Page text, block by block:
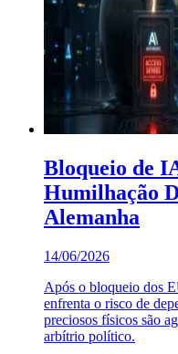
Bloqueio de
Humilhação
Alemanha
14/06/2026
Após o bloqueio dos
enfrenta o risco de
preciosos físicos são
arbítrio político.